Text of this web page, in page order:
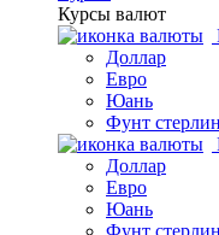
Курсы валют
Доллар
Евро
Юань
Фунт
Доллар
Евро
Юань
Фунт